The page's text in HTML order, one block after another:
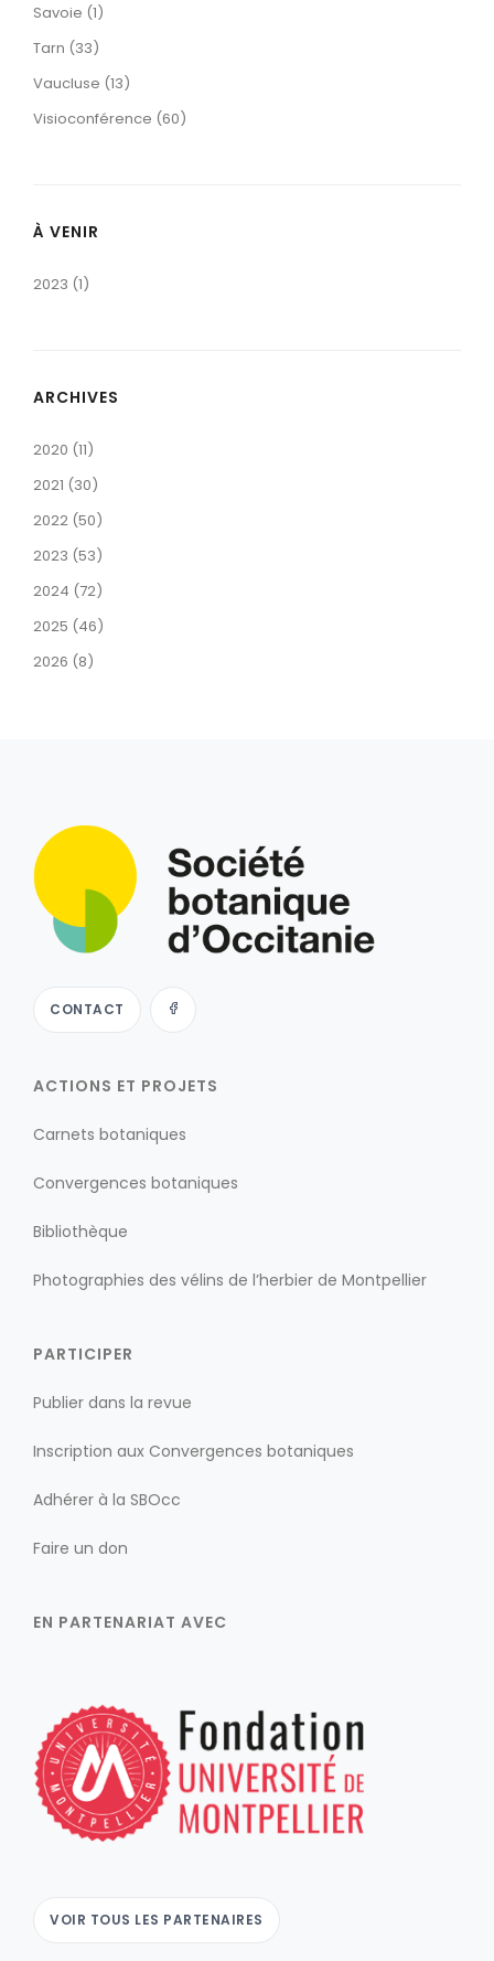
Savoie (1)
Tarn (33)
Vaucluse (13)
Visioconférence (60)
À VENIR
2023 (1)
ARCHIVES
2020 (11)
2021 (30)
2022 (50)
2023 (53)
2024 (72)
2025 (46)
2026 (8)
CONTACT
ACTIONS ET PROJETS
Carnets botaniques
Convergences botaniques
Bibliothèque
Photographies des vélins de l’herbier de Montpellier
PARTICIPER
Publier dans la revue
Inscription aux Convergences botaniques
Adhérer à la SBOcc
Faire un don
EN PARTENARIAT AVEC
VOIR TOUS LES PARTENAIRES